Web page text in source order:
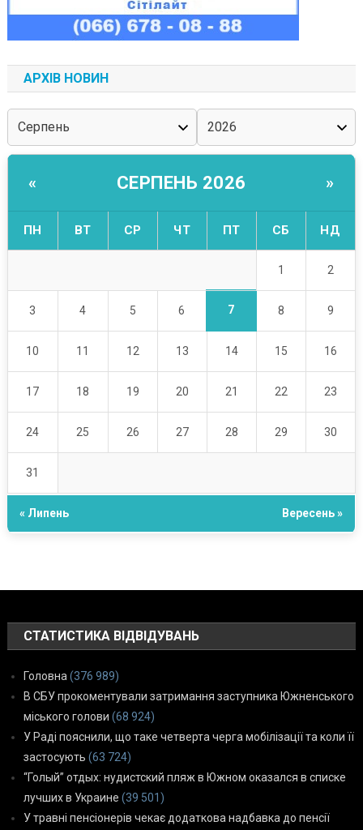
АРХІВ НОВИН
« СЕРПЕНЬ 2026 »
ПН ВТ СР ЧТ ПТ СБ НД
1 2
3 4 5 6 7 8 9
10 11 12 13 14 15 16
17 18 19 20 21 22 23
24 25 26 27 28 29 30
31
« Липень Вересень »
СТАТИСТИКА ВІДВІДУВАНЬ
Головна (376 989)
В СБУ прокоментували затримання заступника Южненського
міського голови (68 924)
У Раді пояснили, що таке четверта черга мобілізації та коли її
застосують (63 724)
“Голый” отдых: нудистский пляж в Южном оказался в списке
лучших в Украине (39 501)
У травні пенсіонерів чекає додаткова надбавка до пенсії